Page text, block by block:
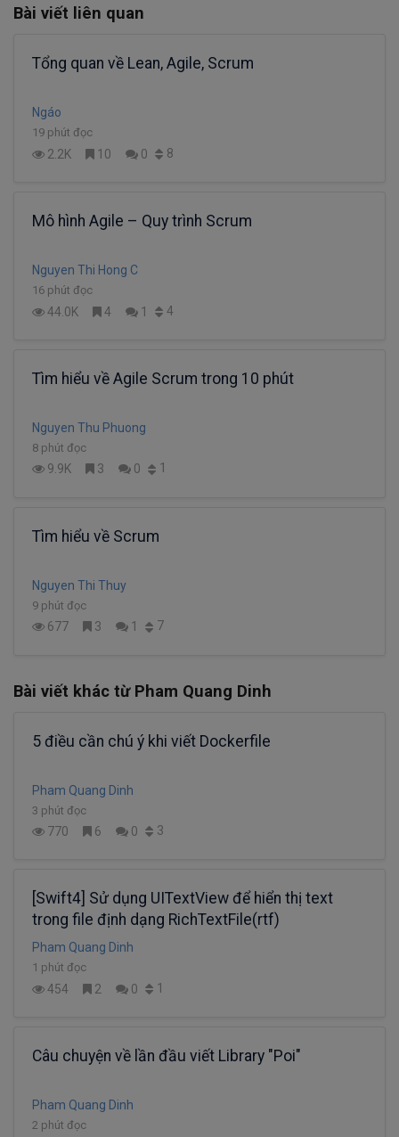
Bài viết liên quan
Tổng quan về Lean, Agile, Scrum
Ngáo
19 phút đọc
2.2K 10 0 8
Mô hình Agile – Quy trình Scrum
Nguyen Thi Hong C
16 phút đọc
44.0K 4 1 4
Tìm hiểu về Agile Scrum trong 10 phút
Nguyen Thu Phuong
8 phút đọc
9.9K 3 0 1
Tìm hiểu về Scrum
Nguyen Thi Thuy
9 phút đọc
677 3 1 7
Bài viết khác từ Pham Quang Dinh
5 điều cần chú ý khi viết Dockerfile
Pham Quang Dinh
3 phút đọc
770 6 0 3
[Swift4] Sử dụng UITextView để hiển thị text
trong file định dạng RichTextFile(rtf)
Pham Quang Dinh
1 phút đọc
454 2 0 1
Câu chuyện về lần đầu viết Library "Poi"
Pham Quang Dinh
2 phút đọc